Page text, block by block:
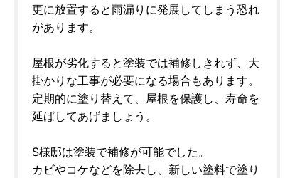
更に放置すると雨漏りに発展してしまう恐れ
があります。
屋根が劣化すると塗装では補修しきれず、大
掛かりな工事が必要になる場合もあります。
定期的に塗り替えて、屋根を保護し、寿命を
延ばしてあげましょう。
S様邸は塗装で補修が可能でした。
カビやコケなどを除去し、新しい塗料で塗り